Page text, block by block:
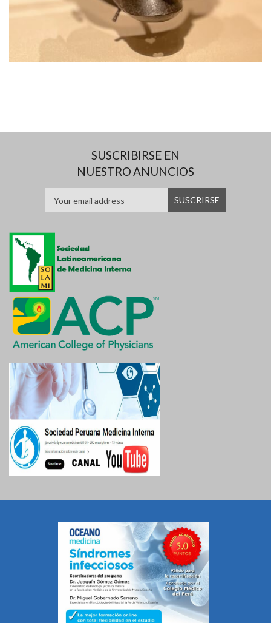
SUSCRIBIRSE EN
NUESTRO ANUNCIOS